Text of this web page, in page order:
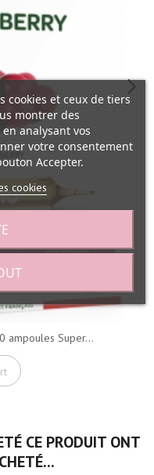
ampoules Super...
CE PRODUIT ONT
cookies et ceux de tiers
montrer des
analysant vos
votre consentement
Accepter.
cookies